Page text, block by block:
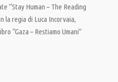
“Stay Human – The Reading
la regia di Luca Incorvaia,
“Gaza – Restiamo Umani”